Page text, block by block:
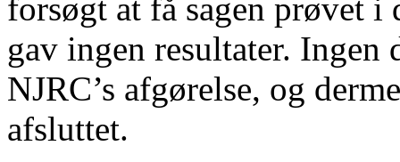
forsøgt at få sagen prøvet i
gav ingen resultater.
NJRC’s afgørelse, og
afsluttet.